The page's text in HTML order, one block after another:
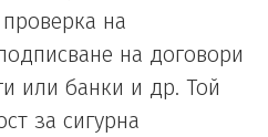
на
на договори
или банки и др. Той
за сигурна